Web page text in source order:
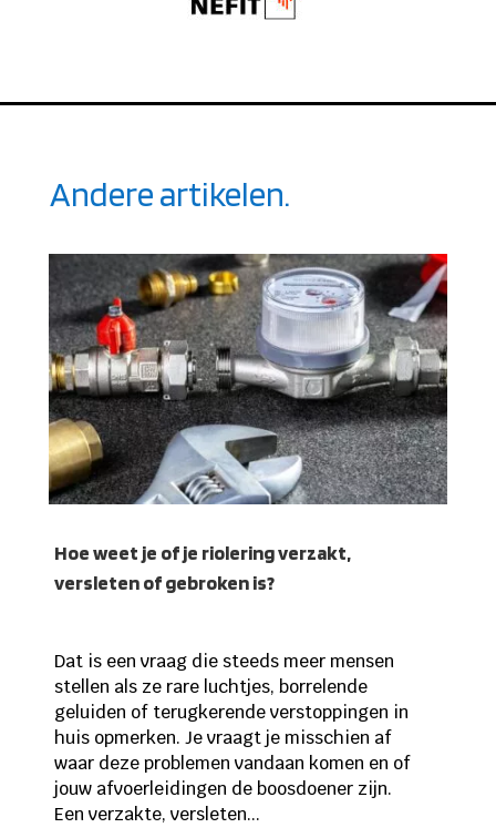
Andere artikelen.
Hoe weet je of je riolering verzakt,
versleten of gebroken is?
Dat is een vraag die steeds meer mensen
stellen als ze rare luchtjes, borrelende
geluiden of terugkerende verstoppingen in
huis opmerken. Je vraagt je misschien af
waar deze problemen vandaan komen en of
jouw afvoerleidingen de boosdoener zijn.
Een verzakte, versleten...